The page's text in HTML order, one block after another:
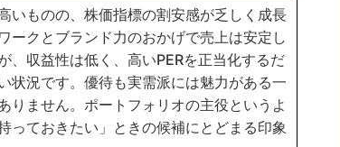
いものの、株価指標の割安感が乏しく成長
ークとブランド力のおかげで売上は安定し
、収益性は低く、高いPERを正当化するだ
状況です。優待も実需派には魅力がある一
りません。ポートフォリオの主役というよ
っておきたい」ときの候補にとどまる印象